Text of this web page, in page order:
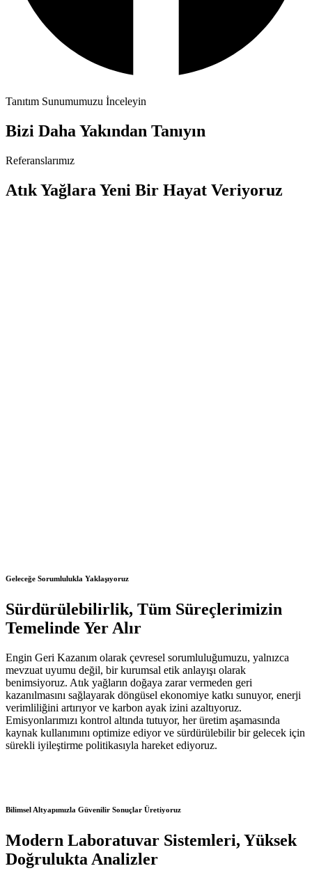
Tanıtım Sunumumuzu İnceleyin
Bizi Daha Yakından Tanıyın
Referanslarımız
Atık Yağlara Yeni Bir Hayat Veriyoruz
Geleceğe Sorumlulukla Yaklaşıyoruz
Sürdürülebilirlik, Tüm Süreçlerimizin
Temelinde Yer Alır
Engin Geri Kazanım olarak çevresel sorumluluğumuzu, yalnızca
mevzuat uyumu değil, bir kurumsal etik anlayışı olarak
benimsiyoruz. Atık yağların doğaya zarar vermeden geri
kazanılmasını sağlayarak döngüsel ekonomiye katkı sunuyor, enerji
verimliliğini artırıyor ve karbon ayak izini azaltıyoruz.
Emisyonlarımızı kontrol altında tutuyor, her üretim aşamasında
kaynak kullanımını optimize ediyor ve sürdürülebilir bir gelecek için
sürekli iyileştirme politikasıyla hareket ediyoruz.
Bilimsel Altyapımızla Güvenilir Sonuçlar Üretiyoruz
Modern Laboratuvar Sistemleri, Yüksek
Doğrulukta Analizler